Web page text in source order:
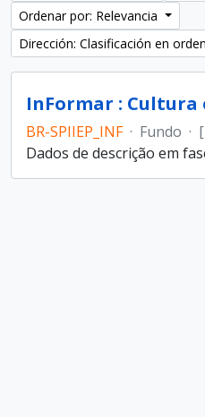
Ordenar por: Relevancia
Dirección: Clasificación en
BR-SPIIEP_INF · Fundo ·
Dados de descrição em